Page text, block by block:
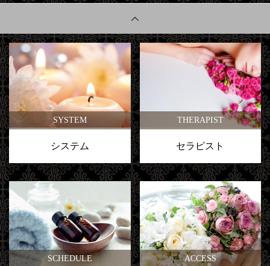
SYSTEM
システム
THERAPIST
セラピスト
SCHEDULE ACCESS